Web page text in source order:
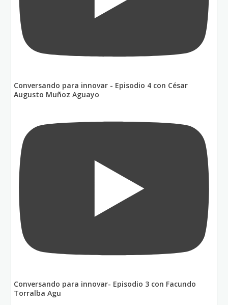
Conversando para innovar - Episodio 4 con César
Augusto Muñoz Aguayo
Conversando para innovar- Episodio 3 con Facundo
Torralba Agu